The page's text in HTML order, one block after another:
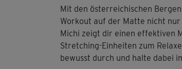
Mit den österreichischen
Workout auf der Matte nicht nur
Michi zeigt dir einen effektiven
Stretching-Einheiten zum
bewusst durch und halte dabei